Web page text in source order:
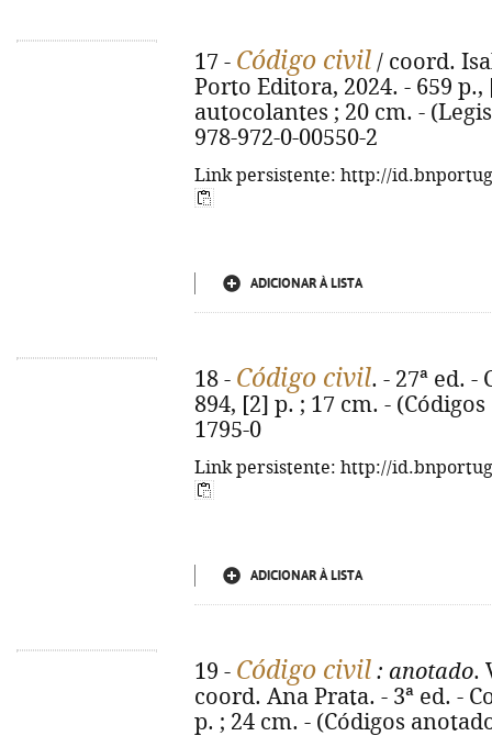
17 - Código civil / coord.
Porto Editora, 2024. - 659
autocolantes ; 20 cm. -
978-972-0-00550-2
Link persistente: http://
ADICIONAR À LISTA
18 - Código civil. - 27ª ed.
894, [2] p. ; 17 cm. -
1795-0
Link persistente: http://
ADICIONAR À LISTA
19 - Código civil : anotado.
coord. Ana Prata. - 3ª ed. -
p. ; 24 cm. - (Códigos